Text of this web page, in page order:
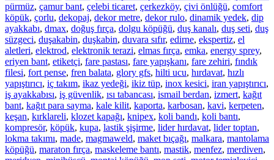
pürmüz, çamur bant, çelebi ticaret, çerkezköy, çivi önlüğü, comfort
köpük, çorlu, dekopaj, dekor metre, dekor rulo, dinamik yedek, dip
ayakkabı, dmax, doğuş fırça, dolgu köpüğü, duş kanalı, duş seti, duş
süzgeci, duşakabin, duşkabin, duvara sıfır, edirne, ekspertiz, el
aletleri, elektrod, elektronik terazi, elmas fırça, emka, energy sprey,
eriyen bant, etiketçi, fare pastası, fare yapışkanı, fare zehiri, fındık
filesi, fort pense, fren balata, glory gfs, hilti ucu, hırdavat, hızlı
yapıştırıcı, iç takım, ikaz yedeği, ikiz tüp, inox kesici, iran yapıştırıcı,
iş ayakkabısı, iş güvenlik, ısı tabancası, ismail berdan, izmert, kağıt
bant, kağıt para sayma, kale kilit, kaporta, karbosan, kavi, kerpeten,
keşan, kırklareli, klozet kapağı, knipex, koli bandı, koli bantı,
kompresör, köpük, kupa, lastik şişirme, lider hırdavat, lider toptan,
lokma takımı, made, magmaweld, maket bıçağı, malkara, mantolama
köpüğü, maraton fırça, maskeleme bantı, mastik, menfez, merdiven,